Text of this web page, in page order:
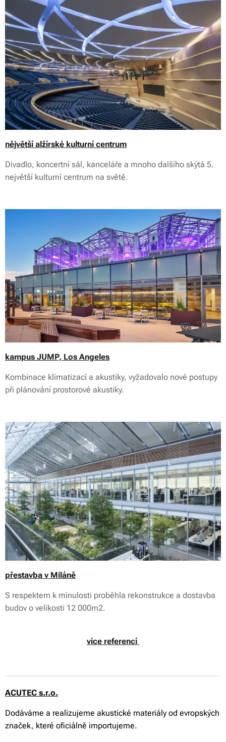
nějvětší alžírské kulturní centrum
Divadlo, koncertní sál, kanceláře a mnoho dalšího skýtá 5.
největší kulturní centrum na světě.
kampus JUMP, Los Angeles
Kombinace klimatizací a akustiky, vyžadovalo nové postupy
při plánování prostorové akustiky.
přestavba v Miláně
S respektem k minulosti proběhla rekonstrukce a dostavba
budov o velikosti 12 000m2.
více referencí
ACUTEC s.r.o.
Dodáváme a realizujeme akustické materiály od evropských
značek, které oficiálně importujeme.